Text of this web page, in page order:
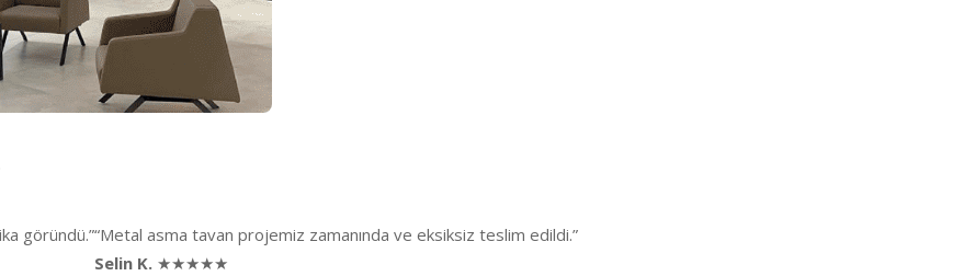
göründü.”“Metal asma tavan projemiz zamanında ve eksiksiz teslim edildi.”
Selin K. ★★★★★